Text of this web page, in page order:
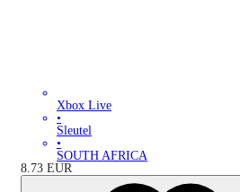
Xbox Live
•
Sleutel
•
SOUTH AFRICA
8.73 EUR